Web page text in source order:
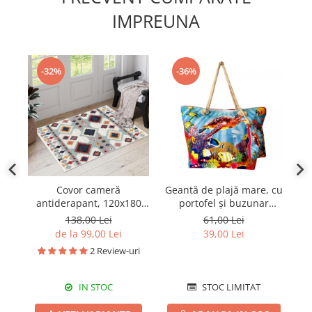
IMPREUNA
-32%
Covor cameră
antiderapant, 120x180
cm, CCA114
138,00 Lei
de la 99,00 Lei
2 Review-uri
IN STOC
-36%
Geantă de plajă mare, cu
portofel și buzunar
interior KD2474
61,00 Lei
39,00 Lei
STOC LIMITAT